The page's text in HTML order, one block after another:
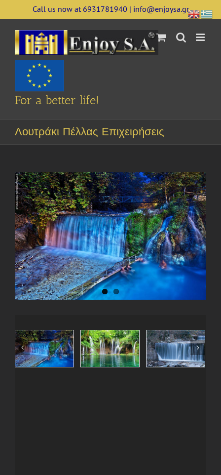
to
content
Call us now at 6931781940 | info@enjoysa.gr
For a better life!
Λουτράκι Πέλλας Επιχειρήσεις